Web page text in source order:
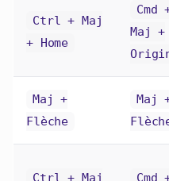
Ctrl + Maj
+ Home
Cmd
Maj +
Maj +
Flèche
Maj
Ctrl + Maj Cmd